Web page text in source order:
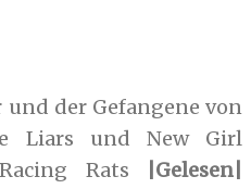
und der Gefangene von
Liars und New Girl
Rats
|Gelesen|